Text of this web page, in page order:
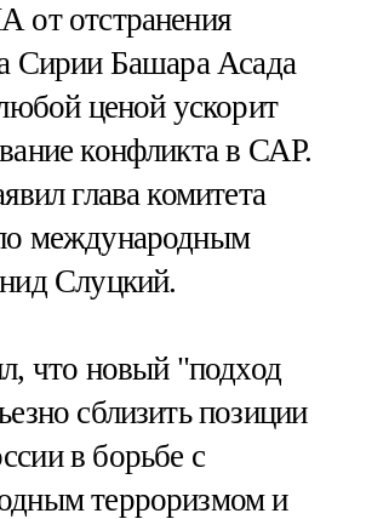
от отстранения
Сирии Башара Асада
ценой ускорит
конфликта в САР.
глава комитета
международным
Слуцкий.
что новый "подход
сблизить позиции
в борьбе с
терроризмом и